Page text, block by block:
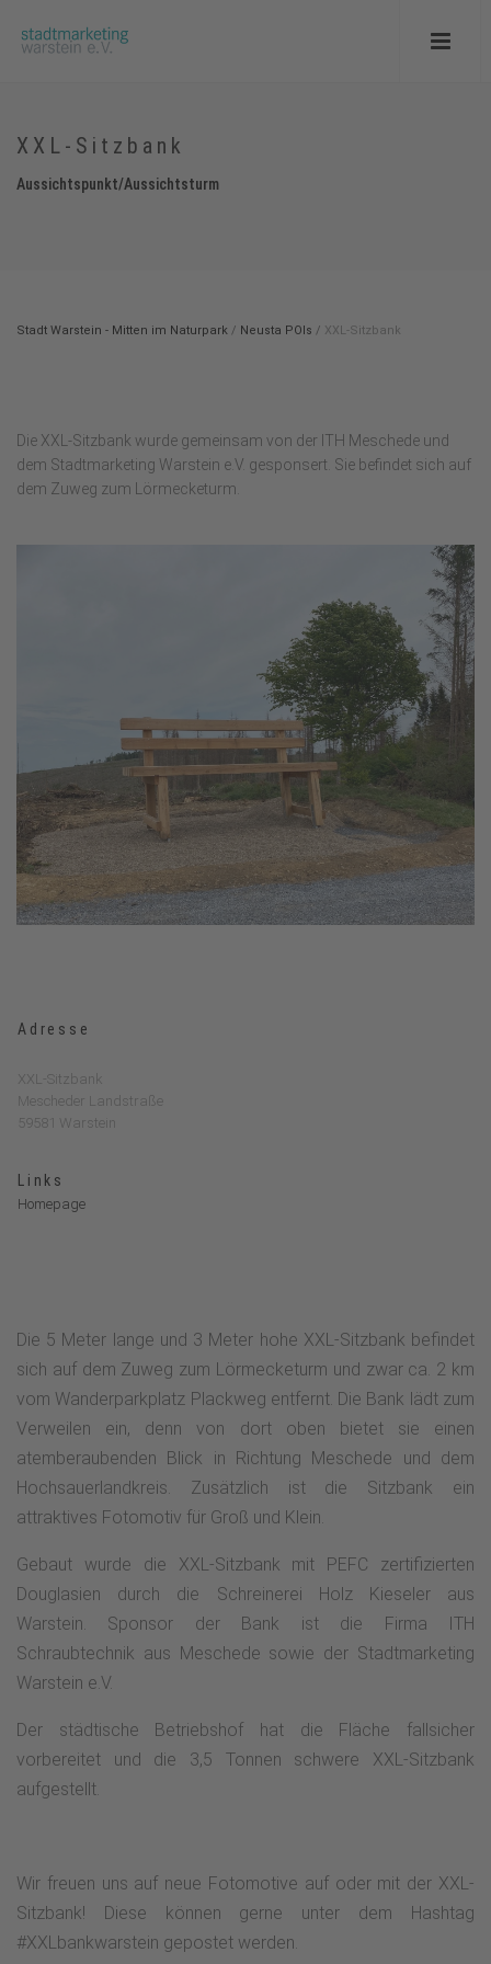
XXL-Sitzbank
Aussichtspunkt/Aussichtsturm
Stadt Warstein - Mitten im Naturpark / Neusta POIs / XXL-Sitzbank
Die XXL-Sitzbank wurde gemeinsam von der ITH Meschede und
dem Stadtmarketing Warstein e.V. gesponsert. Sie befindet sich auf
dem Zuweg zum Lörmecketurm.
Adresse
XXL-Sitzbank
Mescheder Landstraße
59581 Warstein
Links
Homepage
Die 5 Meter lange und 3 Meter hohe XXL-Sitzbank befindet
sich auf dem Zuweg zum Lörmecketurm und zwar ca. 2 km
vom Wanderparkplatz Plackweg entfernt. Die Bank lädt zum
Verweilen ein, denn von dort oben bietet sie einen
atemberaubenden Blick in Richtung Meschede und dem
Hochsauerlandkreis. Zusätzlich ist die Sitzbank ein
attraktives Fotomotiv für Groß und Klein.
Gebaut wurde die XXL-Sitzbank mit PEFC zertifizierten
Douglasien durch die Schreinerei Holz Kieseler aus
Warstein. Sponsor der Bank ist die Firma ITH
Schraubtechnik aus Meschede sowie der Stadtmarketing
Warstein e.V.
Der städtische Betriebshof hat die Fläche fallsicher
vorbereitet und die 3,5 Tonnen schwere XXL-Sitzbank
aufgestellt.
Wir freuen uns auf neue Fotomotive auf oder mit der XXL-
Sitzbank! Diese können gerne unter dem Hashtag
#XXLbankwarstein gepostet werden.